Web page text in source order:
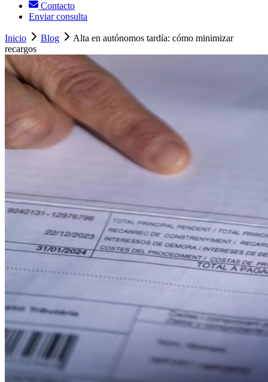
Contacto
Enviar consulta
Inicio Blog
Alta en autónomos tardía: cómo minimizar
recargos